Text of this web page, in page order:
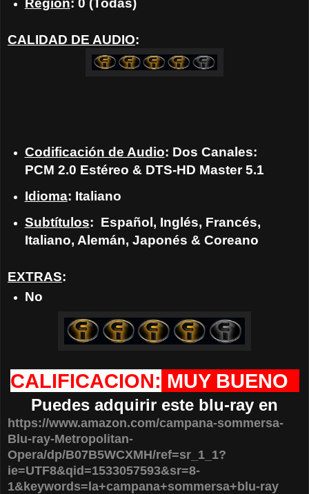
Región: 0 (Todas)
CALIDAD DE AUDIO:
Codificación de Audio: Dos Canales:
PCM 2.0 Estéreo & DTS-HD Master 5.1
Idioma: Italiano
Subtítulos: Español, Inglés, Francés,
Italiano, Alemán, Japonés & Coreano
EXTRAS:
No
CALIFICACION: MUY BUENO
Puedes adquirir este blu-ray en
https://www.amazon.com/campana-sommersa-
Blu-ray-Metropolitan-
Opera/dp/B07B5WCXMH/ref=sr_1_1?
ie=UTF8&qid=1533057593&sr=8-
1&keywords=la+campana+sommersa+blu-ray